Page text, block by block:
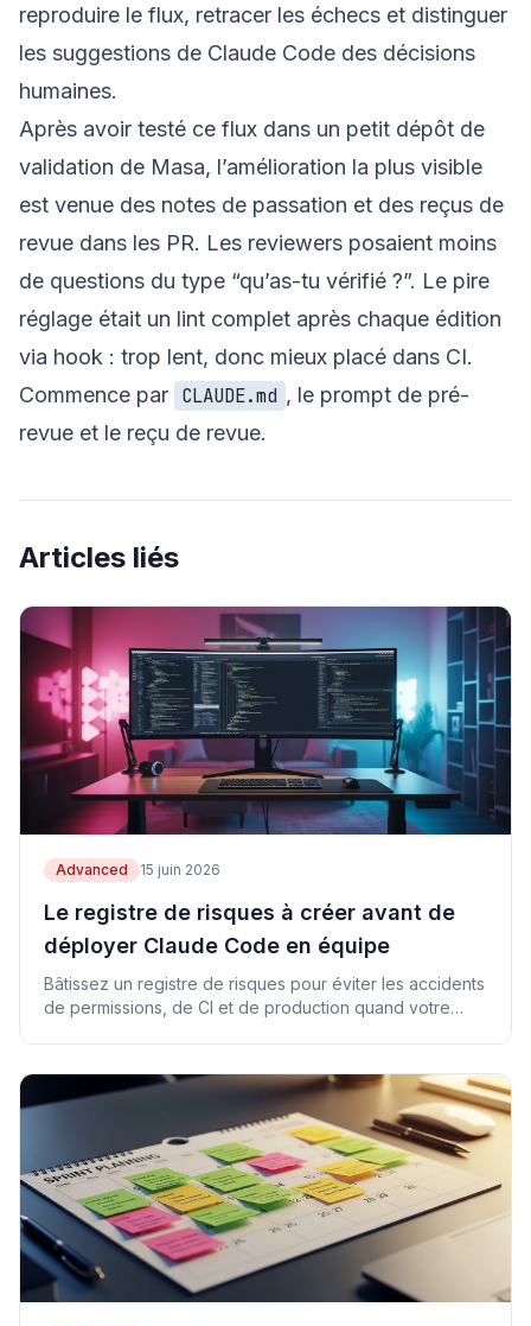
reproduire le flux, retracer les échecs et distinguer
les suggestions de Claude Code des décisions
humaines.
Après avoir testé ce flux dans un petit dépôt de
validation de Masa, l’amélioration la plus visible
est venue des notes de passation et des reçus de
revue dans les PR. Les reviewers posaient moins
de questions du type “qu’as-tu vérifié ?”. Le pire
réglage était un lint complet après chaque édition
via hook : trop lent, donc mieux placé dans CI.
Commence par CLAUDE.md , le prompt de pré-
revue et le reçu de revue.
Articles liés
Advanced 15 juin 2026
Le registre de risques à créer avant de
déployer Claude Code en équipe
Bâtissez un registre de risques pour éviter les accidents
de permissions, de CI et de production quand votre